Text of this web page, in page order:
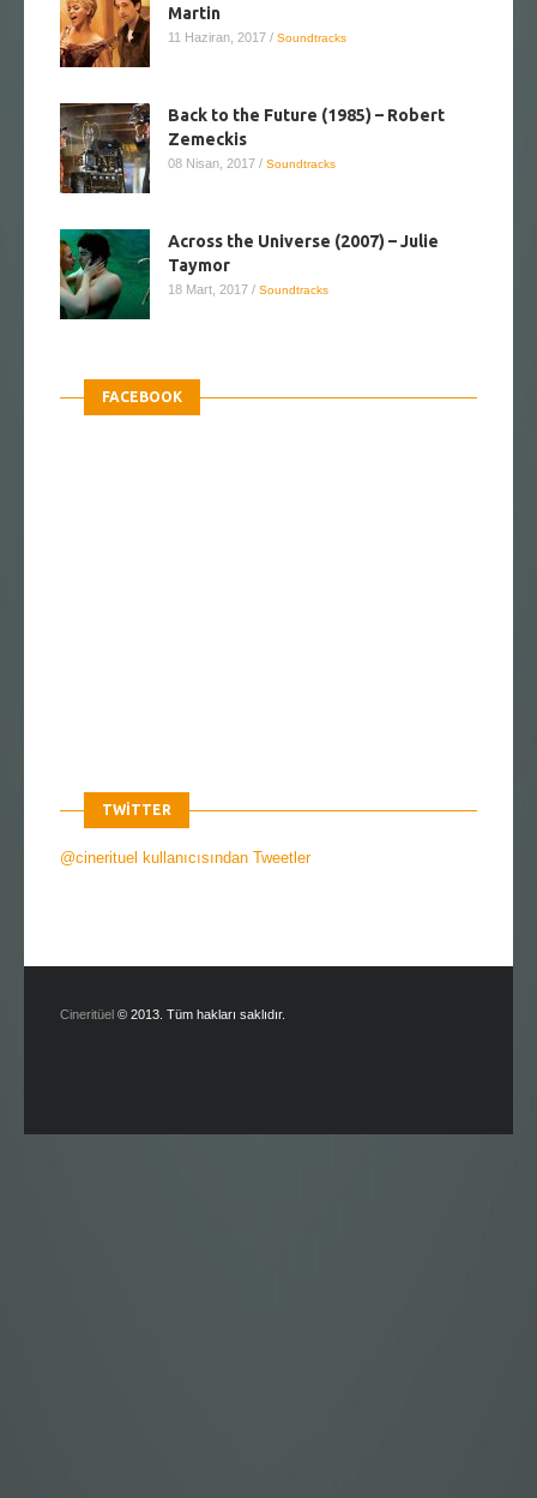
Martin
11 Haziran, 2017 / Soundtracks
Back to the Future (1985) – Robert
Zemeckis
08 Nisan, 2017 / Soundtracks
Across the Universe (2007) – Julie
Taymor
18 Mart, 2017 / Soundtracks
FACEBOOK
TWITTER
@cinerituel kullanıcısından Tweetler
Cineritüel © 2013. Tüm hakları saklıdır.